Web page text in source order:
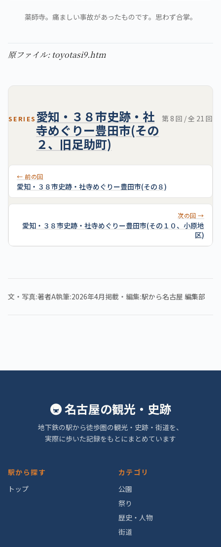
薬師寺。痛ましい事故があったものです。思わず合掌。
原ファイル: toyotasi9.htm
SERIES 愛知・３８市史跡・社
寺めぐりー豊田市(その
２、旧足助町)
第 8 回 / 全 21 回
← 前の回
愛知・３８市史跡・社寺めぐりー豊田市(その８)
次の回 →
愛知・３８市史跡・社寺めぐりー豊田市(その１０、小原地
区)
文・写真 著者A執筆 2026年4月掲載・編集 駅から名古屋 編集部
🚇 名古屋の観光・史跡
地下鉄の駅から徒歩圏の観光・史跡・街道を、
実際に歩いた記録をもとにまとめています
駅から探す
トップ
カテゴリ
公園
祭り
歴史・人物
街道